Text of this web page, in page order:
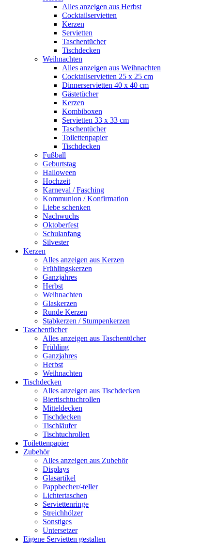
Alles anzeigen aus Herbst
Cocktailservietten
Kerzen
Servietten
Taschentücher
Tischdecken
Weihnachten
Alles anzeigen aus Weihnachten
Cocktailservietten 25 x 25 cm
Dinnerservietten 40 x 40 cm
Gästetücher
Kerzen
Kombiboxen
Servietten 33 x 33 cm
Taschentücher
Toilettenpapier
Tischdecken
Fußball
Geburtstag
Halloween
Hochzeit
Karneval / Fasching
Kommunion / Konfirmation
Liebe schenken
Nachwuchs
Oktoberfest
Schulanfang
Silvester
Kerzen
Alles anzeigen aus Kerzen
Frühlingskerzen
Ganzjahres
Herbst
Weihnachten
Glaskerzen
Runde Kerzen
Stabkerzen / Stumpenkerzen
Taschentücher
Alles anzeigen aus Taschentücher
Frühling
Ganzjahres
Herbst
Weihnachten
Tischdecken
Alles anzeigen aus Tischdecken
Biertischtuchrollen
Mitteldecken
Tischdecken
Tischläufer
Tischtuchrollen
Toilettenpapier
Zubehör
Alles anzeigen aus Zubehör
Displays
Glasartikel
Pappbecher/-teller
Lichtertaschen
Serviettenringe
Streichhölzer
Sonstiges
Untersetzer
Eigene Servietten gestalten